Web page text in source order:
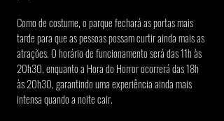
Como de costume, o parque fechará as portas mais
tarde para que as pessoas possam curtir ainda mais as
atrações. O horário de funcionamento será das 11h às
20h30, enquanto a Hora do Horror ocorrerá das 18h
às 20h30, garantindo uma experiência ainda mais
intensa quando a noite cair.